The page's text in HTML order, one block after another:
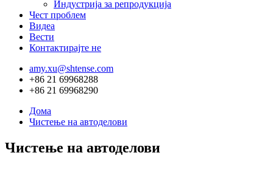
Индустрија за репродукција
Чест проблем
Видеа
Вести
Контактирајте не
amy.xu@shtense.com
+86 21 69968288
+86 21 69968290
Дома
Чистење на автоделови
Чистење на автоделови